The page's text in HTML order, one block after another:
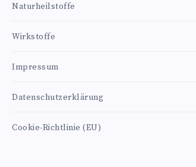
Naturheilstoffe
Wirkstoffe
Impressum
Datenschutzerklärung
Cookie-Richtlinie (EU)